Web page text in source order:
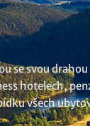
se svou
hotelech,
všech